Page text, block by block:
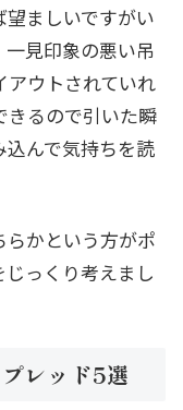
ましいですがい
見印象の悪い吊
アウトされていれ
きるので引いた瞬
んで気持ちを読
かという方がポ
っくり考えまし
レッド5選